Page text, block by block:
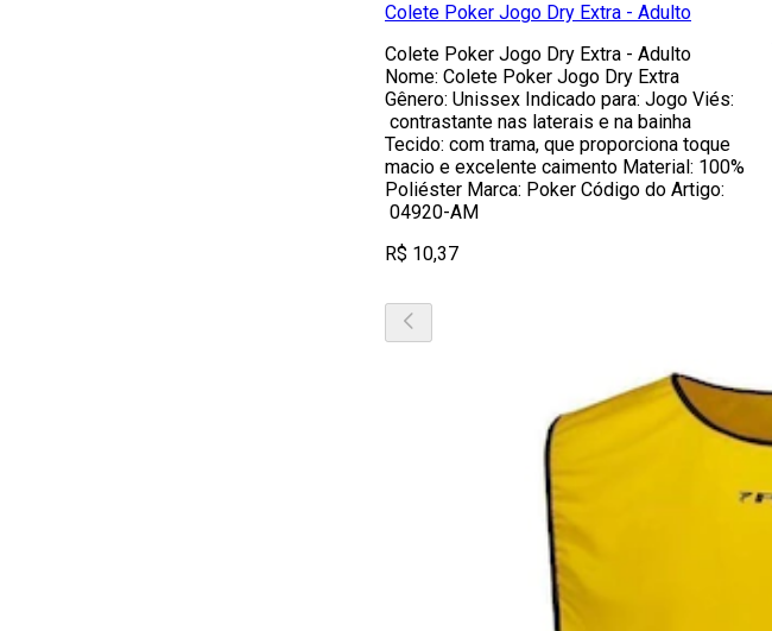
Colete Poker Jogo Dry Extra - Adulto
Colete Poker Jogo Dry Extra - Adulto
Nome: Colete Poker Jogo Dry Extra
Gênero: Unissex Indicado para: Jogo Viés:
contrastante nas laterais e na bainha
Tecido: com trama, que proporciona toque
macio e excelente caimento Material: 100%
Poliéster Marca: Poker Código do Artigo:
04920-AM
R$ 10,37